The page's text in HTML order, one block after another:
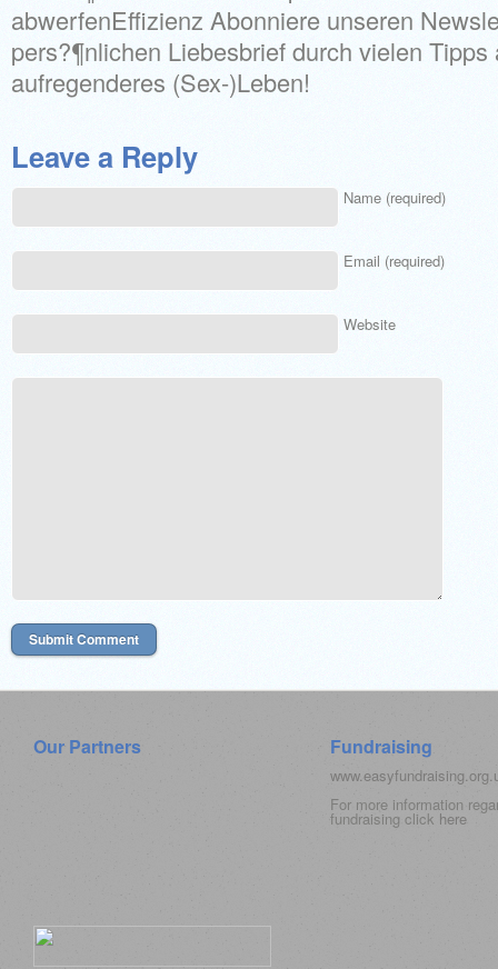
abwerfenEffizienz Abonniere unseren
pers?¶nlichen Liebesbrief durch vielen Tipps
aufregenderes (Sex-)Leben!
Leave a Reply
Name (required)
Email (required)
Website
Our Partners Fundraising
For more information
fundraising click here